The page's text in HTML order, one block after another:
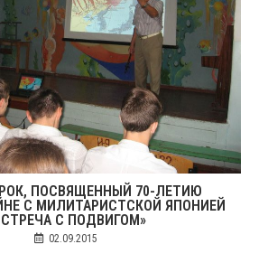
ПОСВЯЩЕННЫЙ 70-ЛЕТИЮ
С МИЛИТАРИСТСКОЙ ЯПОНИЕЙ
С ПОДВИГОМ»
02.09.2015